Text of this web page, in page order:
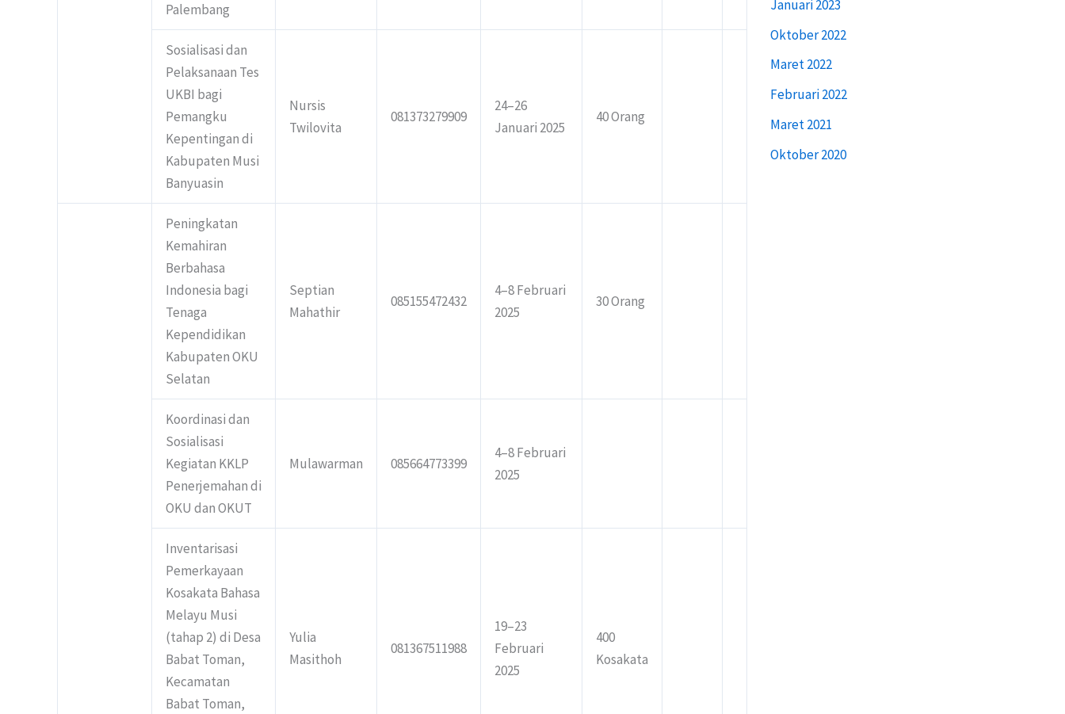
Palembang
Sosialisasi dan
Pelaksanaan Tes
UKBI bagi
Pemangku
Kepentingan di
Kabupaten Musi
Banyuasin
Nursis
Twilovita
081373279909
24–26
Januari 2025
40 Orang
Peningkatan
Kemahiran
Berbahasa
Indonesia bagi
Tenaga
Kependidikan
Kabupaten OKU
Selatan
Septian
Mahathir
085155472432
4–8 Februari
2025
30 Orang
Koordinasi dan
Sosialisasi
Kegiatan KKLP
Penerjemahan di
OKU dan OKUT
Mulawarman 085664773399
4–8 Februari
2025
Inventarisasi
Pemerkayaan
Kosakata Bahasa
Melayu Musi
(tahap 2) di Desa
Babat Toman,
Kecamatan
Babat Toman,
Yulia
Masithoh
081367511988
19–23
Februari
2025
400
Kosakata
Januari 2023
Oktober 2022
Maret 2022
Februari 2022
Maret 2021
Oktober 2020